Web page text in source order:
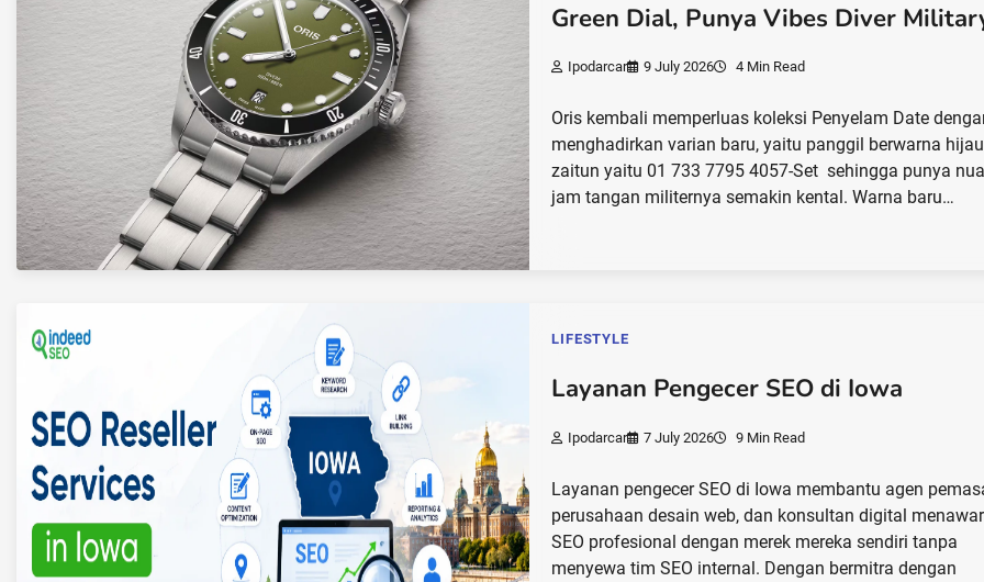
Green Dial, Punya Vibes Diver
Ipodarcar 9 July 2026 4 Min Read
Oris kembali memperluas koleksi Penyelam Date
menghadirkan varian baru, yaitu panggil berwarna hijau
zaitun yaitu 01 733 7795 4057-Set sehingga punya
jam tangan militernya semakin kental. Warna baru…
LIFESTYLE
Layanan Pengecer SEO di Iowa
Ipodarcar 7 July 2026 9 Min Read
Layanan pengecer SEO di Iowa membantu agen
perusahaan desain web, dan konsultan digital
SEO profesional dengan merek mereka sendiri tanpa
menyewa tim SEO internal. Dengan bermitra dengan